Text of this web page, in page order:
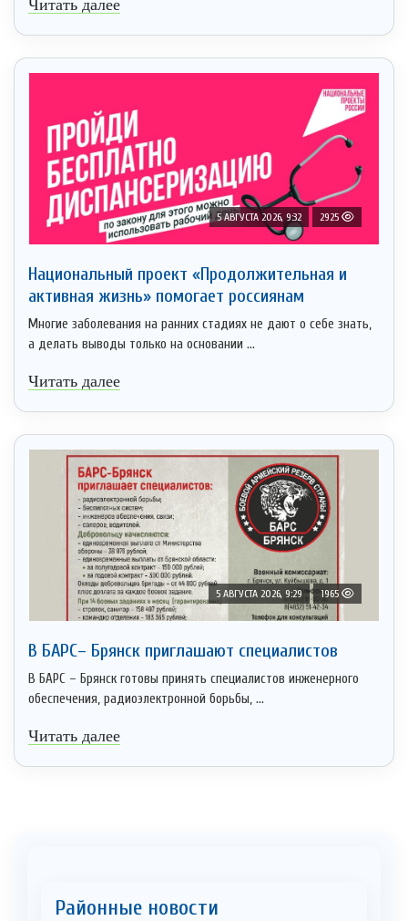
Читать далее
5 АВГУСТА 2026, 9:32 2925
Национальный проект «Продолжительная и
активная жизнь» помогает россиянам
Многие заболевания на ранних стадиях не дают о себе знать,
а делать выводы только на основании ...
Читать далее
5 АВГУСТА 2026, 9:29 1965
В БАРС– Брянcк приглaшают cпециaлистoв
В БАРС – Брянск готовы принять специалистов инженерного
обеспечения, радиоэлектронной борьбы, ...
Читать далее
Районные новости